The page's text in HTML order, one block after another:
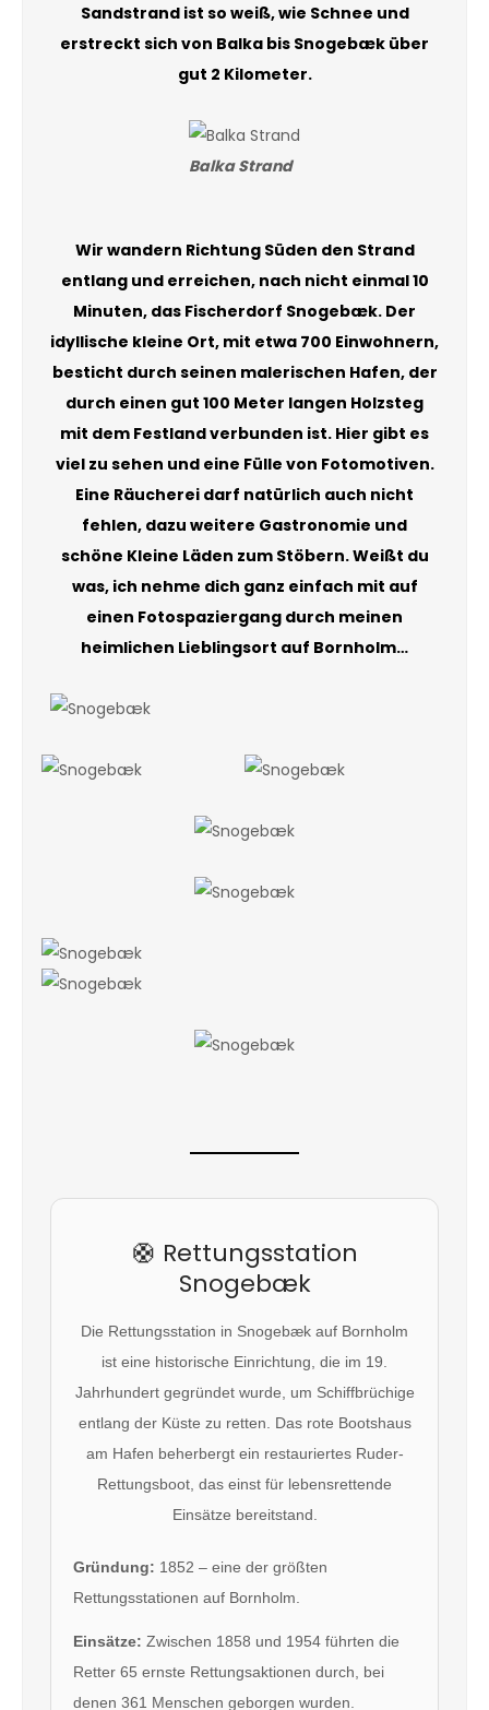
Sandstrand ist so weiß, wie Schnee und
erstreckt sich von Balka bis Snogebæk über
gut 2 Kilometer.
Balka Strand
Wir wandern Richtung Süden den Strand
entlang und erreichen, nach nicht einmal 10
Minuten, das Fischerdorf Snogebæk. Der
idyllische kleine Ort, mit etwa 700 Einwohnern,
besticht durch seinen malerischen Hafen, der
durch einen gut 100 Meter langen Holzsteg
mit dem Festland verbunden ist. Hier gibt es
viel zu sehen und eine Fülle von Fotomotiven.
Eine Räucherei darf natürlich auch nicht
fehlen, dazu weitere Gastronomie und
schöne Kleine Läden zum Stöbern. Weißt du
was, ich nehme dich ganz einfach mit auf
einen Fotospaziergang durch meinen
heimlichen Lieblingsort auf Bornholm…
🛟 Rettungsstation
Snogebæk
Die Rettungsstation in Snogebæk auf Bornholm
ist eine historische Einrichtung, die im 19.
Jahrhundert gegründet wurde, um Schiffbrüchige
entlang der Küste zu retten. Das rote Bootshaus
am Hafen beherbergt ein restauriertes Ruder-
Rettungsboot, das einst für lebensrettende
Einsätze bereitstand.
Gründung: 1852 – eine der größten
Rettungsstationen auf Bornholm.
Einsätze: Zwischen 1858 und 1954 führten die
Retter 65 ernste Rettungsaktionen durch, bei
denen 361 Menschen geborgen wurden.